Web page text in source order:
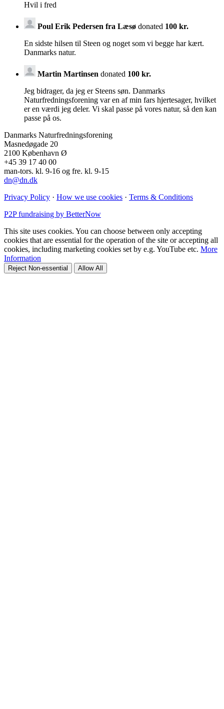
Hvil i fred
Poul Erik Pedersen fra Læsø donated 100 kr.
En sidste hilsen til Steen og noget som vi begge har kært.
Danmarks natur.
Martin Martinsen donated 100 kr.
Jeg bidrager, da jeg er Steens søn. Danmarks
Naturfredningsforening var en af min fars hjertesager, hvilket
er en værdi jeg deler. Vi skal passe på vores natur, så den kan
passe på os.
Danmarks Naturfredningsforening
Masnedøgade 20
2100 København Ø
+45 39 17 40 00
man-tors. kl. 9-16 og fre. kl. 9-15
dn@dn.dk
Privacy Policy · How we use cookies · Terms & Conditions
P2P fundraising by BetterNow
This site uses cookies. You can choose between only accepting
cookies that are essential for the operation of the site or accepting all
cookies, including marketing cookies set by e.g. YouTube etc. More
Information
Reject Non-essential Allow All